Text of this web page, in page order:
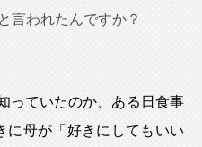
言われたんですか？
っていたのか、ある日食事
に母が「好きにしてもいい